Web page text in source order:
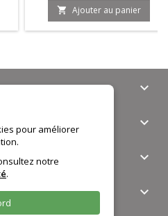
 Ajouter au panier




pour améliorer
notre
.